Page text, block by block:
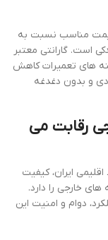
مناسب نسبت به
است. گارانتی معتبر
های تعمیرات کاهش
و بدون دغدغه
رقابت می
ایران، کیفیت
های خارجی را دارد.
دوام و امنیت این